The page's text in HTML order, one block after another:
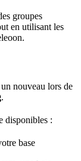
groupes
en utilisant les
nouveau lors de
.
disponibles :
base